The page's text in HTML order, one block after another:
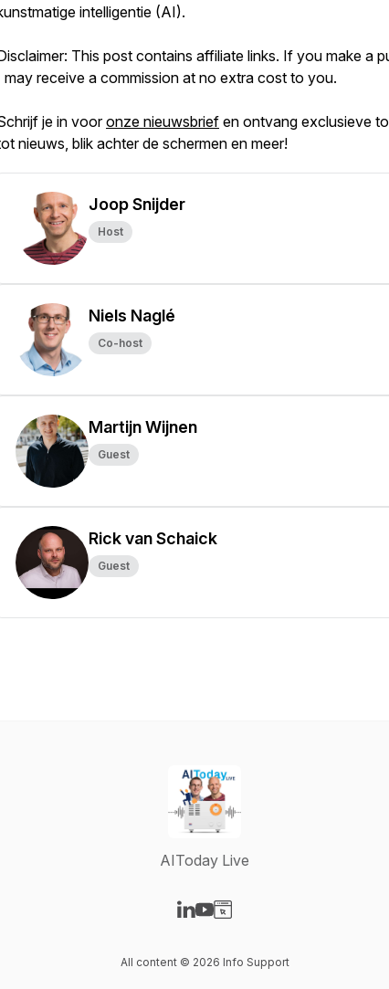
intelligentie (AI).
This post contains affiliate links. If you make a
may receive a commission at no extra cost to you.
je in vooronze nieuwsbrief en ontvang exclusieve
nieuws, blik achter de schermen en meer!
Joop Snijder
Host
Niels Naglé
Co-host
Martijn Wijnen
Guest
Rick van Schaick
Guest
AIToday Live
All content © 2026 Info Support